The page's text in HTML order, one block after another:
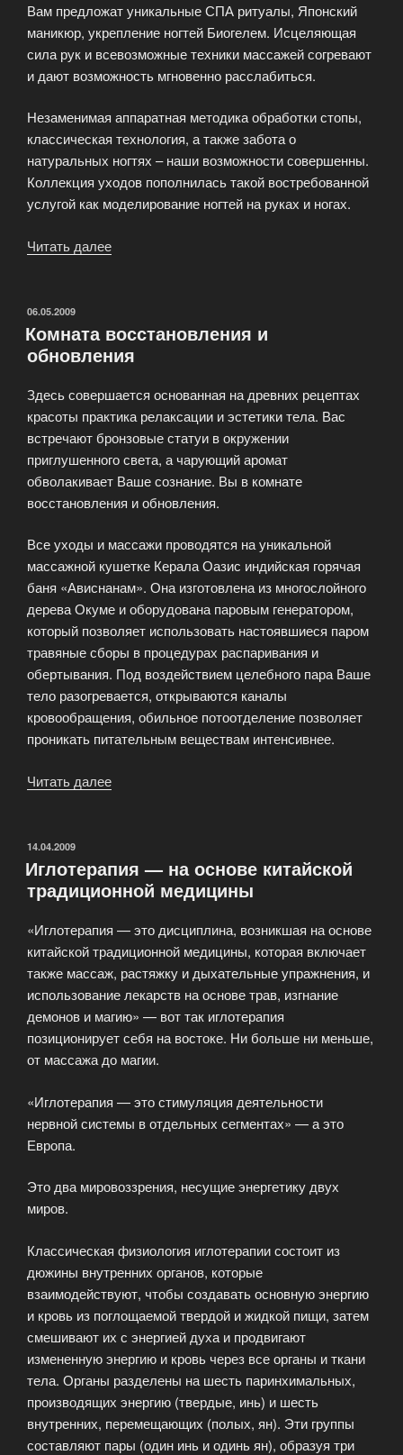
Вам предложат уникальные СПА ритуалы, Японский
маникюр, укрепление ногтей Биогелем. Исцеляющая
сила рук и всевозможные техники массажей согревают
и дают возможность мгновенно расслабиться.
Незаменимая аппаратная методика обработки стопы,
классическая технология, а также забота о
натуральных ногтях – наши возможности совершенны.
Коллекция уходов пополнилась такой востребованной
услугой как моделирование ногтей на руках и ногах.
Читать далее
JAPANESE
GARDEN»
ОПУБЛИКОВАНО
06.05.2009
Комната восстановления и
обновления
Здесь совершается основанная на древних рецептах
красоты практика релаксации и эстетики тела. Вас
встречают бронзовые статуи в окружении
приглушенного света, а чарующий аромат
обволакивает Ваше сознание. Вы в комнате
восстановления и обновления.
Все уходы и массажи проводятся на уникальной
массажной кушетке Керала Оазис индийская горячая
баня «Ависнанам». Она изготовлена из многослойного
дерева Окуме и оборудована паровым генератором,
который позволяет использовать настоявшиеся паром
травяные сборы в процедурах распаривания и
обертывания. Под воздействием целебного пара Ваше
тело разогревается, открываются каналы
кровообращения, обильное потоотделение позволяет
проникать питательным веществам интенсивнее.
Читать далее
ОПУБЛИКОВАНО
14.04.2009
Иглотерапия — на основе китайской
традиционной медицины
«Иглотерапия — это дисциплина, возникшая на основе
китайской традиционной медицины, которая включает
также массаж, растяжку и дыхательные упражнения, и
использование лекарств на основе трав, изгнание
демонов и магию» — вот так иглотерапия
позиционирует себя на востоке. Ни больше ни меньше,
от массажа до магии.
«Иглотерапия — это стимуляция деятельности
нервной системы в отдельных сегментах» — а это
Европа.
Это два мировоззрения, несущие энергетику двух
миров.
Классическая физиология иглотерапии состоит из
дюжины внутренних органов, которые
взаимодействуют, чтобы создавать основную энергию
и кровь из поглощаемой твердой и жидкой пищи, затем
смешивают их с энергией духа и продвигают
измененную энергию и кровь через все органы и ткани
тела. Органы разделены на шесть паринхимальных,
производящих энергию (твердые, инь) и шесть
внутренних, перемещающих (полых, ян). Эти группы
составляют пары (один инь и одинь ян), образуя три